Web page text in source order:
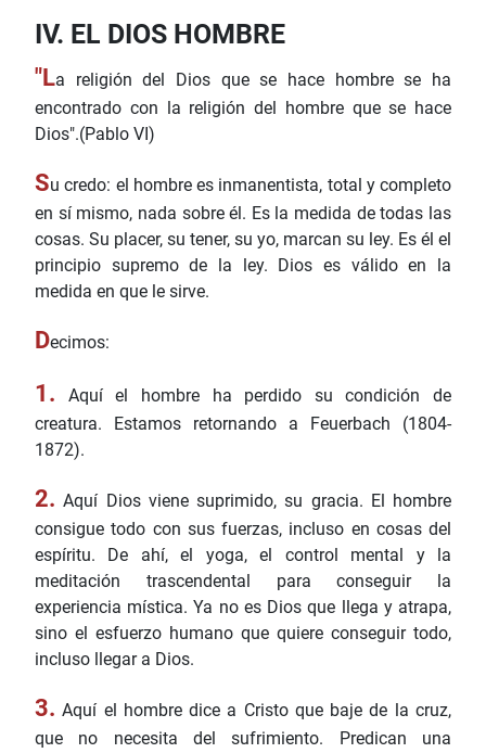
IV. EL DIOS HOMBRE
"La religión del Dios que se hace hombre se ha
encontrado con la religión del hombre que se hace
Dios".(Pablo VI)
Su credo: el hombre es inmanentista, total y completo
en sí mismo, nada sobre él. Es la medida de todas las
cosas. Su placer, su tener, su yo, marcan su ley. Es él el
principio supremo de la ley. Dios es válido en la
medida en que le sirve.
Decimos:
1. Aquí el hombre ha perdido su condición de
creatura. Estamos retornando a Feuerbach (1804-
1872).
2. Aquí Dios viene suprimido, su gracia. El hombre
consigue todo con sus fuerzas, incluso en cosas del
espíritu. De ahí, el yoga, el control mental y la
meditación trascendental para conseguir la
experiencia mística. Ya no es Dios que llega y atrapa,
sino el esfuerzo humano que quiere conseguir todo,
incluso llegar a Dios.
3. Aquí el hombre dice a Cristo que baje de la cruz,
que no necesita del sufrimiento. Predican una